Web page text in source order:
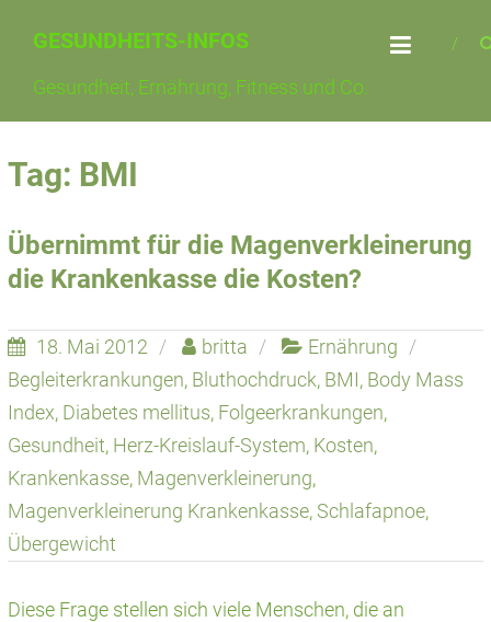
GESUNDHEITS-INFOS
Gesundheit, Ernährung, Fitness und Co.
Tag: BMI
Übernimmt für die Magenverkleinerung
die Krankenkasse die Kosten?
18. Mai 2012 britta
Ernährung
Begleiterkrankungen, Bluthochdruck, BMI, Body Mass
Index, Diabetes mellitus, Folgeerkrankungen,
Gesundheit, Herz-Kreislauf-System, Kosten,
Krankenkasse, Magenverkleinerung,
Magenverkleinerung Krankenkasse, Schlafapnoe,
Übergewicht
Diese Frage stellen sich viele Menschen, die an